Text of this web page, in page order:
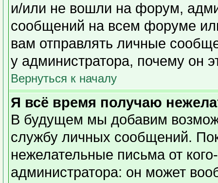
и/или не вошли на форум,
сообщений на всем форуме
вам отправлять личные
у администратора, почему он
Вернуться к началу
Я всё время получаю
В будущем мы добавим
службу личных сообщений.
нежелательные письма от
администратора: он может